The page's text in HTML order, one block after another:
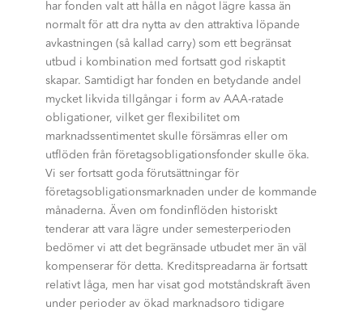
har fonden valt att hålla en något lägre kassa än
normalt för att dra nytta av den attraktiva löpande
avkastningen (så kallad carry) som ett begränsat
utbud i kombination med fortsatt god riskaptit
skapar. Samtidigt har fonden en betydande andel
mycket likvida tillgångar i form av AAA-ratade
obligationer, vilket ger flexibilitet om
marknadssentimentet skulle försämras eller om
utflöden från företagsobligationsfonder skulle öka.
Vi ser fortsatt goda förutsättningar för
företagsobligationsmarknaden under de kommande
månaderna. Även om fondinflöden historiskt
tenderar att vara lägre under semesterperioden
bedömer vi att det begränsade utbudet mer än väl
kompenserar för detta. Kreditspreadarna är fortsatt
relativt låga, men har visat god motståndskraft även
under perioder av ökad marknadsoro tidigare